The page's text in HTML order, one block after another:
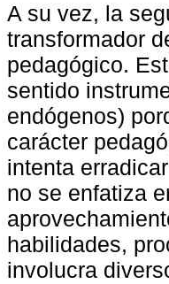
A su vez, la
transformador
pedagógico.
sentido
endógenos)
carácter
intenta
no se enfatiza
habilidades,
involucra